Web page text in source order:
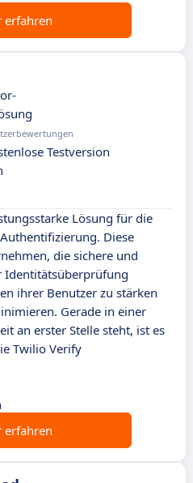
erfahren
Testversion
Lösung für die
Diese
die sichere und
Identitätsüberprüfung
ihrer Benutzer zu stärken
Gerade in einer
an erster Stelle steht, ist es
Twilio Verify
erfahren